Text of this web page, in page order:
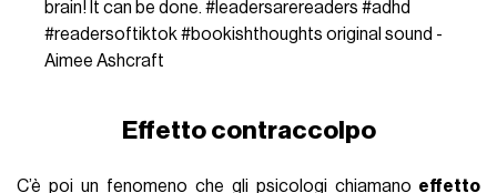
brain! It can be done. #leadersarereaders #adhd
#readersoftiktok #bookishthoughts original sound -
Aimee Ashcraft
Effetto contraccolpo
C’è poi un fenomeno che gli psicologi chiamano effetto